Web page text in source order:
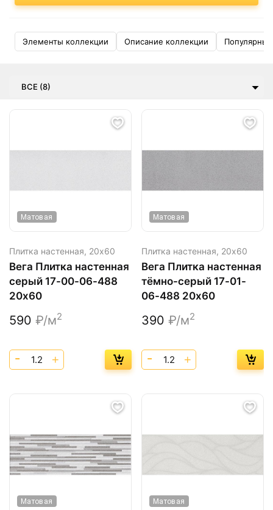
Элементы коллекции Описание коллекции
ВСЕ (8)
Матовая
Плитка настенная, 20х60
Вега Плитка настенная
серый 17-00-06-488
20х60
590 ₽/м2
Матовая
Плитка настенная, 20х60
Вега Плитка настенная
тёмно-серый 17-01-
06-488 20х60
390 ₽/м2
Матовая Матовая